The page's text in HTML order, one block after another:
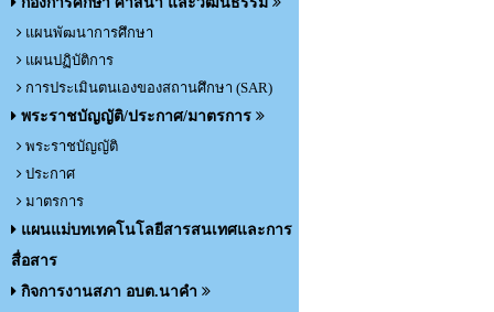
แผนพัฒนาการศึกษา
แผนปฏิบัติการ
การประเมินตนเองของสถานศึกษา (SAR)
พระราชบัญญัติ/ประกาศ/มาตรการ
พระราชบัญญัติ
ประกาศ
มาตรการ
แผนแม่บทเทคโนโลยีสารสนเทศและการ
สื่อสาร
กิจการงานสภา อบต.นาคำ